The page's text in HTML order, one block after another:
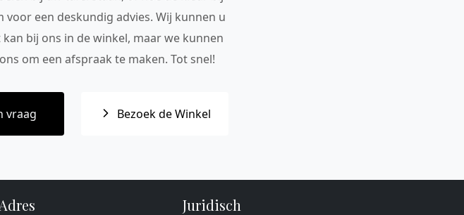
een deskundig advies. Wij kunnen u
bij ons in de winkel, maar we kunnen
om een afspraak te maken. Tot snel!
vraag Bezoek de Winkel
Adres Juridisch